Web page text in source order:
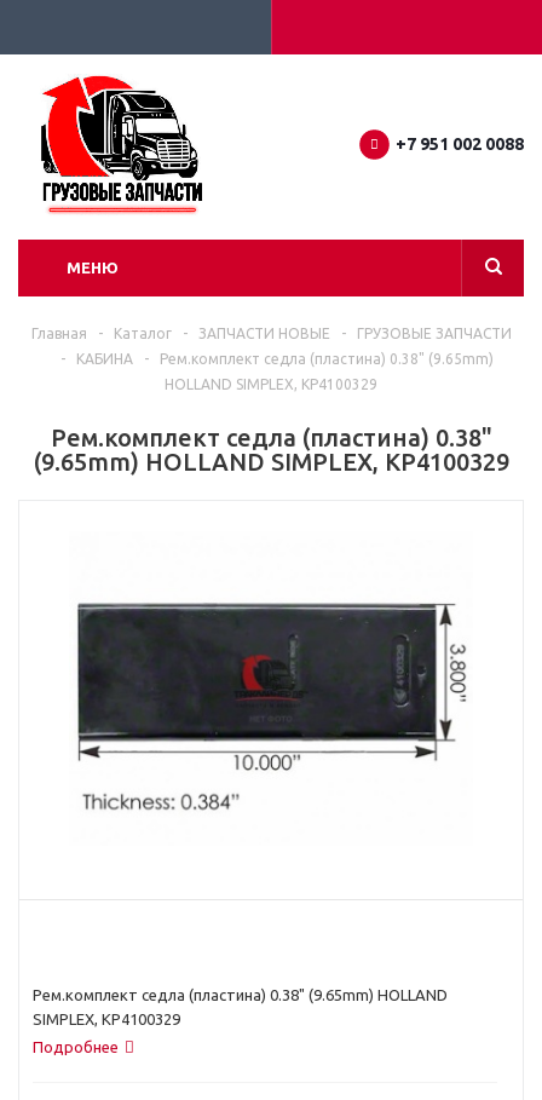
+7 951 002 0088
МЕНЮ
Главная - Каталог - ЗАПЧАСТИ НОВЫЕ -
ГРУЗОВЫЕ ЗАПЧАСТИ
-
КАБИНА -
Рем.комплект седла (пластина) 0.38" (9.65mm)
HOLLAND SIMPLEX, KP4100329
Рем.комплект седла (пластина) 0.38"
(9.65mm) HOLLAND SIMPLEX, KP4100329
Рем.комплект седла (пластина) 0.38" (9.65mm) HOLLAND
SIMPLEX, KP4100329
Подробнее